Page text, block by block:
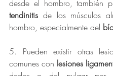
tendinitis de los músculos
hombro, especialmente del
5. Pueden existir otras
comunes con lesiones